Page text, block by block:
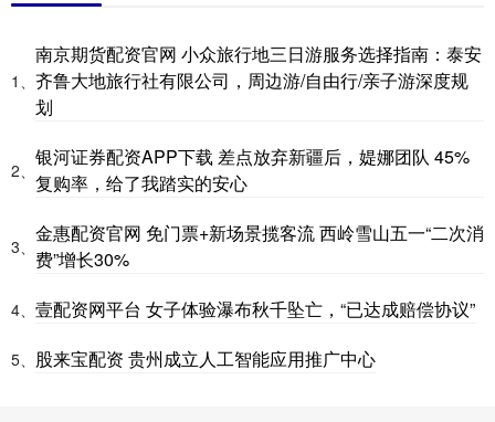
1、
南京期货配资官网 小众旅行地三日游服务选择指南：泰安
齐鲁大地旅行社有限公司，周边游/自由行/亲子游深度规
划
2、
银河证券配资APP下载 差点放弃新疆后，媞娜团队 45%
复购率，给了我踏实的安心
3、
金惠配资官网 免门票+新场景揽客流 西岭雪山五一“二次消
费”增长30%
4、 壹配资网平台 女子体验瀑布秋千坠亡，“已达成赔偿协议”
5、 股来宝配资 贵州成立人工智能应用推广中心